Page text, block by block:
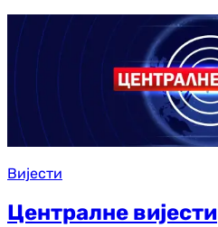
Вијести
Централне вијести